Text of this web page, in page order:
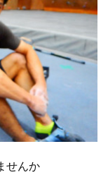
せんか